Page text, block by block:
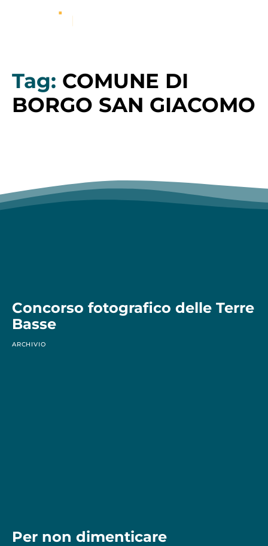
Tag: COMUNE DI
BORGO SAN GIACOMO
Concorso fotografico delle Terre
Basse
ARCHIVIO
Per non dimenticare